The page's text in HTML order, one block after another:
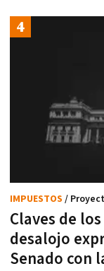
Claves de
desalojo
Senado con
IMPUESTOS /